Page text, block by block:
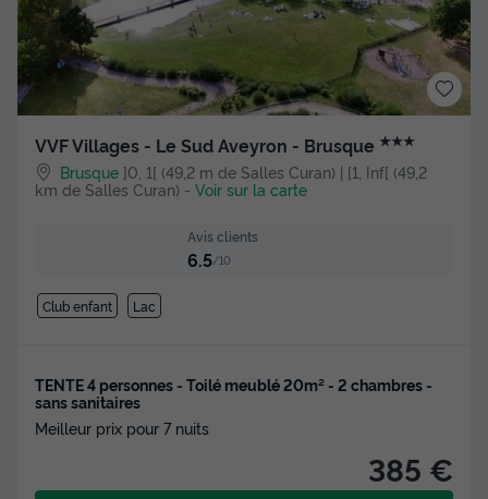
VVF Villages - Le Sud Aveyron - Brusque ★★★
Brusque ]0, 1[ (49,2 m de Salles Curan) | [1, Inf[ (49,2
km de Salles Curan) - Voir sur la carte
Avis clients
6.5/10
Club enfant Lac
TENTE 4 personnes - Toilé meublé 20m² - 2 chambres -
sans sanitaires
Meilleur prix pour 7 nuits
385 €